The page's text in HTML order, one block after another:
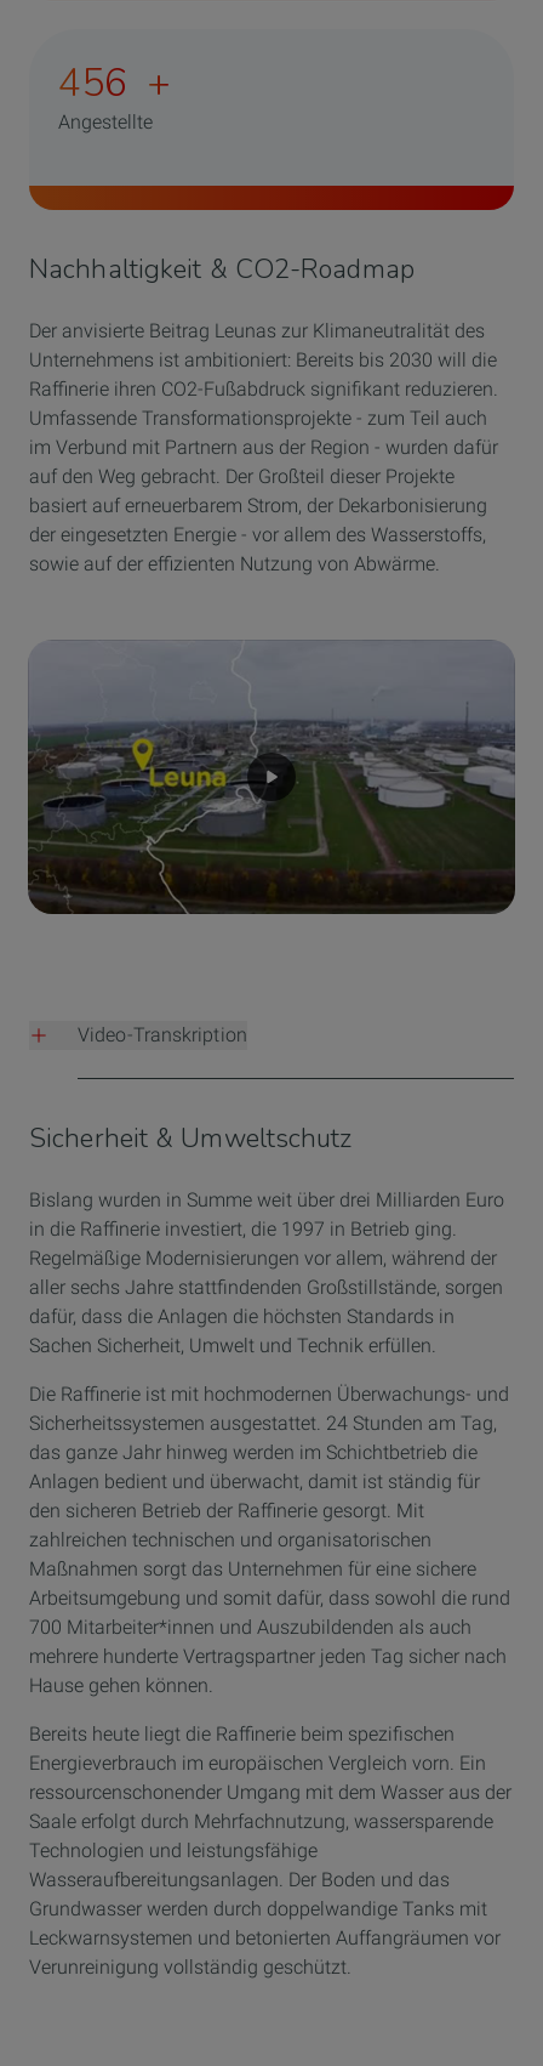
656 +
Angestellte
Nachhaltigkeit & CO2-Roadmap
Der anvisierte Beitrag Leunas zur Klimaneutralität des
Unternehmens ist ambitioniert: Bereits bis 2030 will die
Raffinerie ihren CO2-Fußabdruck signifikant reduzieren.
Umfassende Transformationsprojekte - zum Teil auch
im Verbund mit Partnern aus der Region - wurden dafür
auf den Weg gebracht. Der Großteil dieser Projekte
basiert auf erneuerbarem Strom, der Dekarbonisierung
der eingesetzten Energie - vor allem des Wasserstoffs,
sowie auf der effizienten Nutzung von Abwärme.
Video-Transkription
00:01 - 00:17: Deutschland. Leuna. Wir stoßen
Und unser Hauptziel ist es den Ausstoß um mehr als
00:18 - 00:53: Reduzierung der CO2-Emissionen in der
Raffinerie Leuna. Marc Pecquet Nachhaltigkeit Manager.
Eine der Herausforderungen ist der technologische
Wandel. Der Wandel von traditionellen Methoden zu
grünen Technologien wird kosten und braucht
mit der Dekarbonisierung der von uns genutzten Energie.
Zum Beispiel durch die Nutzung von Strom aus
erneuerbaren Energien. Zum Teil geht es um die
Optimierung der effizienten Nutzung von Abwärme. Und
Wasserstoff ist auch einer der Kernpunkte unseres
Projekts.
00:54 - 01:59: Streben nach grünerem Wasserstoff. Wir
verwenden Wasserstoff in Leuna grundsätzlich zur
Entschwefelung der von uns produzierten Kraftstoffe,
aber auch zur Herstellung von Methanol in der POX-
Anlage. Unser Ziel ist es, zwei Drittel des fossilen
Wasserstoffs, den wir heute verbrauchen, durch grünen
Wasserstoff zu ersetzen. Dadurch können wir jährlich
800.000 Tonnen CO2 einsparen. Im vergangenen Jahr
haben wir den ersten Kaufvertrag für grünen Wasserstoff
unterzeichnet. Zu diesem Zweck benötigten wir einen
Anschluss an die Wasserstoffinfrastruktur. Diese Pipeline
wird uns helfen, an dieses Backbone-Netz
angeschlossen zu werden, um Wasserstoff vom
internationalen Markt importieren zu können. Die
Sicherheit & Umweltschutz
Bislang wurden in Summe weit über drei Milliarden Euro
in die Raffinerie investiert, die 1997 in Betrieb ging.
Regelmäßige Modernisierungen vor allem, während der
aller sechs Jahre stattfindenden Großstillstände, sorgen
dafür, dass die Anlagen die höchsten Standards in
Sachen Sicherheit, Umwelt und Technik erfüllen.
Die Raffinerie ist mit hochmodernen Überwachungs- und
Sicherheitssystemen ausgestattet. 24 Stunden am Tag,
das ganze Jahr hinweg werden im Schichtbetrieb die
Anlagen bedient und überwacht, damit ist ständig für
den sicheren Betrieb der Raffinerie gesorgt. Mit
zahlreichen technischen und organisatorischen
Maßnahmen sorgt das Unternehmen für eine sichere
Arbeitsumgebung und somit dafür, dass sowohl die rund
700 Mitarbeiter*innen und Auszubildenden als auch
mehrere hunderte Vertragspartner jeden Tag sicher nach
Hause gehen können.
Bereits heute liegt die Raffinerie beim spezifischen
Energieverbrauch im europäischen Vergleich vorn. Ein
ressourcenschonender Umgang mit dem Wasser aus der
Saale erfolgt durch Mehrfachnutzung, wassersparende
Technologien und leistungsfähige
Wasseraufbereitungsanlagen. Der Boden und das
Grundwasser werden durch doppelwandige Tanks mit
Leckwarnsystemen und betonierten Auffangräumen vor
Verunreinigung vollständig geschützt.